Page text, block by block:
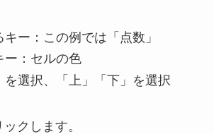
ー：この例では「点数」
ー：セルの色
を選択、「上」「下」を選択
クします。